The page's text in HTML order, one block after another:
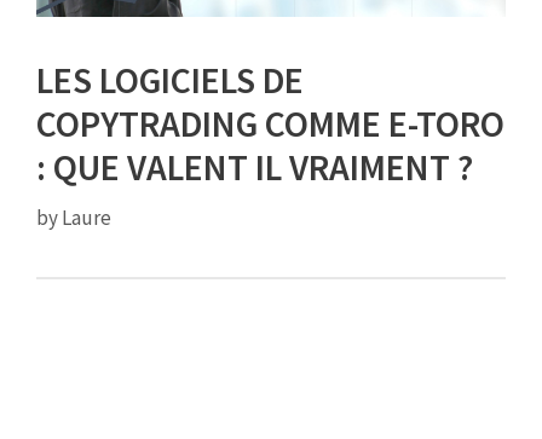
LES LOGICIELS DE
COPYTRADING COMME E-TORO
: QUE VALENT IL VRAIMENT ?
byLaure